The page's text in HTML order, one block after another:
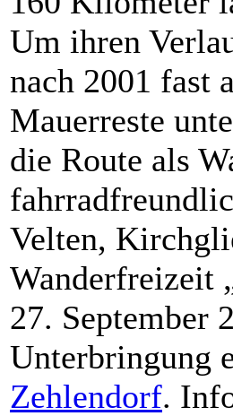
Um ihren
nach 2001 fast
Mauerreste
die Route als
Velten,
Wanderfreizeit
27. September
Unterbringung
Zehlendorf.